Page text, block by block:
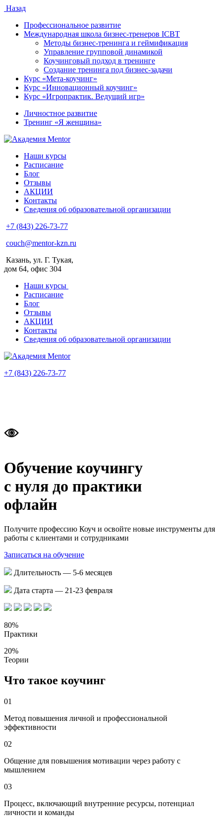
Назад
Профессиональное развитие
Международная школа бизнес-тренеров ICBT
Методы бизнес-тренинга и геймификация
Управление групповой динамикой
Коучинговый подход в тренинге
Создание тренинга под бизнес-задачи
Курс «Мета-коучинг»
Курс «Инновационный коучинг»
Курс «Игропрактик. Ведущий игр»
Личностное развитие
Тренинг «Я женщина»
Наши курсы
Расписание
Блог
Отзывы
АКЦИИ
Контакты
Сведения об образовательной организации
+7 (843) 226-73-77
couch@mentor-kzn.ru
Казань, ул. Г. Тукая,
дом 64, офис 304
Наши курсы
Расписание
Блог
Отзывы
АКЦИИ
Контакты
Сведения об образовательной организации
+7 (843) 226-73-77
Обучение коучингу
с нуля до практики
офлайн
Получите профессию Коуч и освойте новые инструменты для
работы с клиентами и сотрудниками
Записаться на обучение
Длительность — 5-6 месяцев
Дата старта — 21-23 февраля
80%
Практики
20%
Теории
Что такое коучинг
01
Метод повышения личной и профессиональной
эффективности
02
Общение для повышения мотивации через работу с
мышлением
03
Процесс, включающий внутренние ресурсы, потенциал
личности и команды